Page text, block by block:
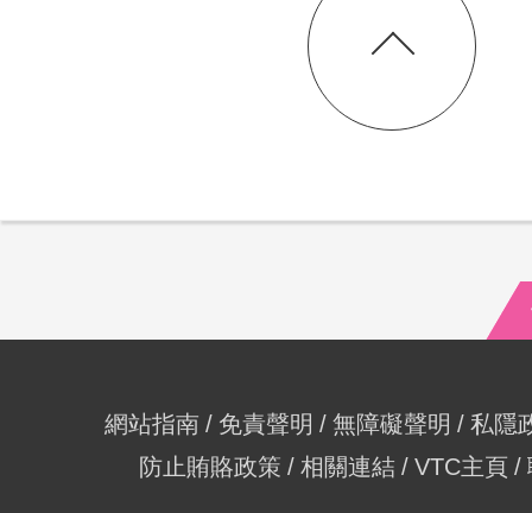
網站指南 免責聲明 無障礙聲明
私隱
防止賄賂政策
相關連結 VTC主頁